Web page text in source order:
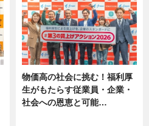
物価高の社会に挑む！福利厚
生がもたらす従業員・企業・
社会への恩恵と可能…